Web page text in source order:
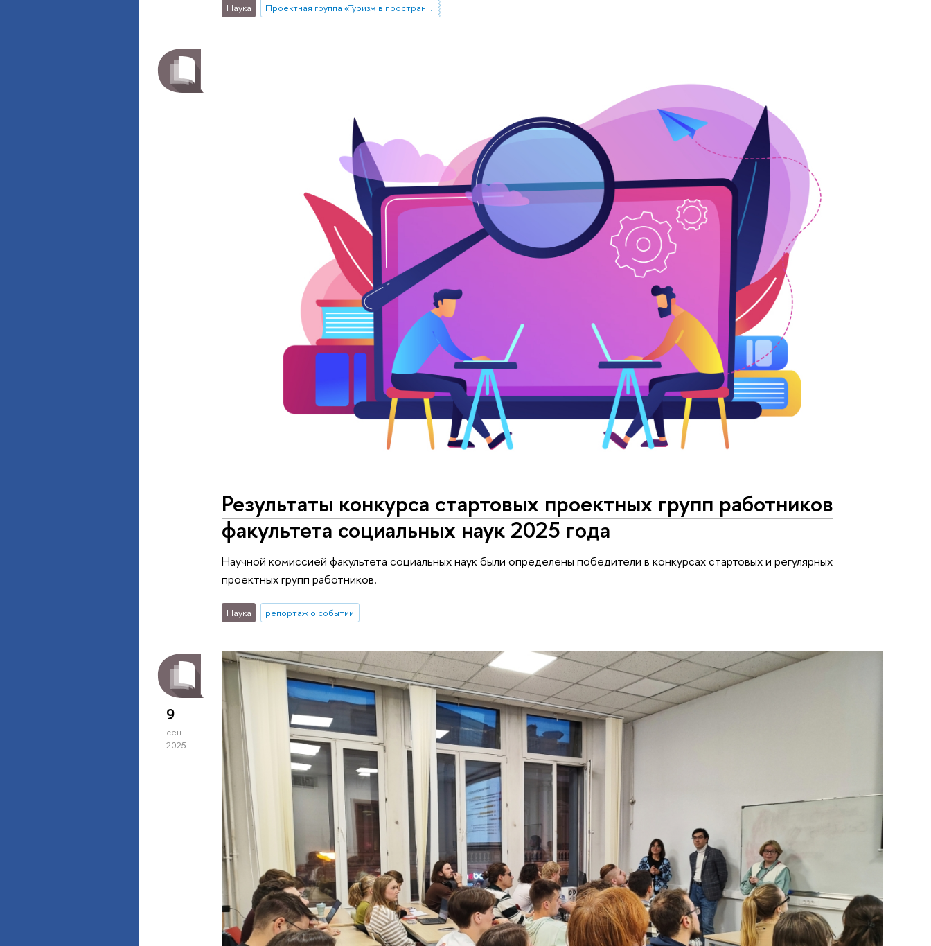
Наука Проектная группа «Туризм в пространстве стилей жизни»
Результаты конкурса стартовых проектных групп работников
факультета социальных наук 2025 года
Научной комиссией факультета социальных наук были определены победители в конкурсах стартовых и регулярных
проектных групп работников.
Наука репортаж о событии
9
сен
2025